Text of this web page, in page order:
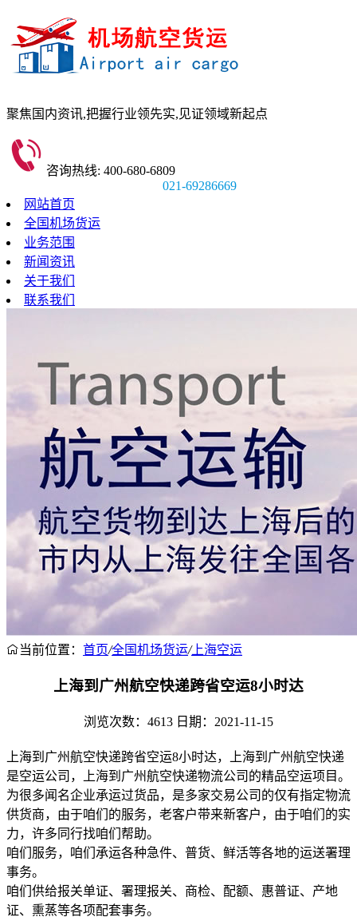
聚焦国内资讯,把握行业领先实,见证领域新起点
咨询热线: 400-680-6809
021-69286669
网站首页
全国机场货运
业务范围
新闻资讯
关于我们
联系我们
当前位置： 首页/全国机场货运/上海空运
上海到广州航空快递跨省空运8小时达
浏览次数：4613 日期：2021-11-15
上海到广州航空快递跨省空运8小时达，上海到广州航空快递
是空运公司，上海到广州航空快递物流公司的精品空运项目。
为很多闻名企业承运过货品，是多家交易公司的仅有指定物流
供货商，由于咱们的服务，老客户带来新客户，由于咱们的实
力，许多同行找咱们帮助。
咱们服务，咱们承运各种急件、普货、鲜活等各地的运送署理
事务。
咱们供给报关单证、署理报关、商检、配额、惠普证、产地
证、熏蒸等各项配套事务。